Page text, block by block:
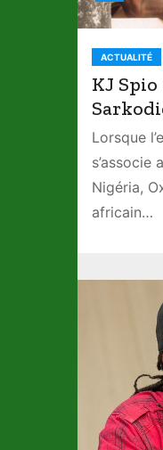
ACTUALITÉ
KJ
Lorsque
s’associe
Nigéria,
africain…